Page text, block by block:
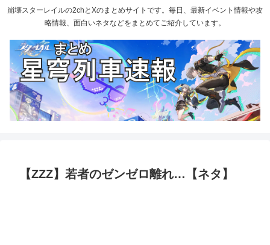
崩壊スターレイルの2chとXのまとめサイトです。毎日、最新イベント情報や攻
略情報、面白いネタなどをまとめてご紹介しています。
【ZZZ】若者のゼンゼロ離れ…【ネタ】